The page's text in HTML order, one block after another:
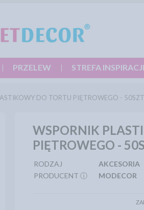
PRZELEW STREFA INSPIRACJI
DO TORTU PIĘTROWEGO - 50SZT
WSPORNIK
PIĘTROWEGO -
RODZAJ
AKCESORIA
PRODUCENT ⓘ
MODECOR